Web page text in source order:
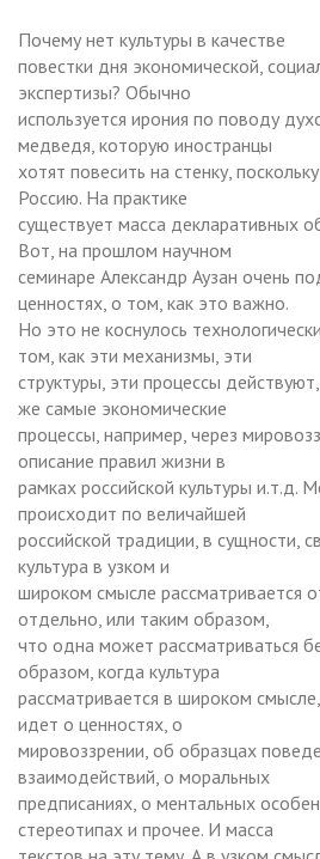
Почему нет культуры в качестве
повестки дня экономической,
экспертизы? Обычно
используется ирония по поводу
медведя, которую иностранцы
хотят повесить на стенку,
Россию. На практике
существует масса декларативных
Вот, на прошлом научном
семинаре Александр Аузан очень
ценностях, о том, как это важно.
Но это не коснулось
том, как эти механизмы, эти
структуры, эти процессы
же самые экономические
процессы, например, через
описание правил жизни в
рамках российской культуры и.т.д.
происходит по величайшей
российской традиции, в сущности,
культура в узком и
широком смысле рассматривается
отдельно, или таким образом,
что одна может рассматриваться
образом, когда культура
рассматривается в широком
идет о ценностях, о
мировоззрении, об образцах
взаимодействий, о моральных
предписаниях, о ментальных
стереотипах и прочее. И масса